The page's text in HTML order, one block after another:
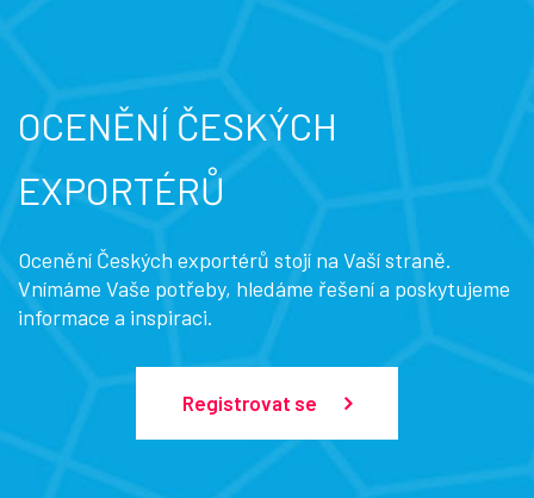
OCENĚNÍ ČESKÝCH
EXPORTÉRŮ
Ocenění Českých exportérů stojí na Vaší straně.
Vnímáme Vaše potřeby, hledáme řešení a poskytujeme
informace a inspiraci.
Registrovat se